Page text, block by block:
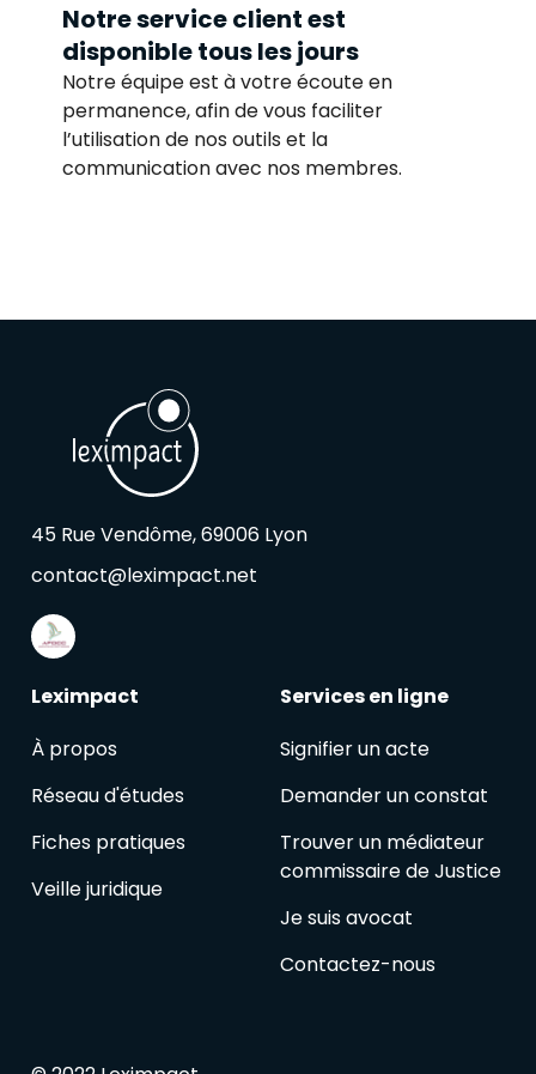
Notre service client est
disponible tous les jours
Notre équipe est à votre écoute en
permanence, afin de vous faciliter
l’utilisation de nos outils et la
communication avec nos membres.
45 Rue Vendôme, 69006 Lyon
contact@leximpact.net
Leximpact
À propos
Réseau d'études
Fiches pratiques
Veille juridique
Services en ligne
Signifier un acte
Demander un constat
Trouver un médiateur
commissaire de Justice
Je suis avocat
Contactez-nous